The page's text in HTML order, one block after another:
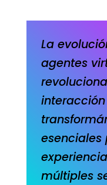
La
agentes
múltiples